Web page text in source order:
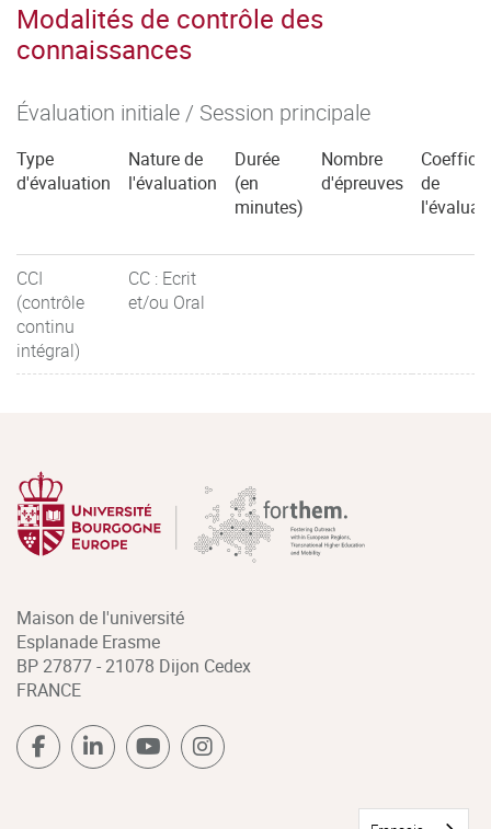
Modalités de contrôle des
connaissances
Évaluation initiale / Session principale
Type
d'évaluation
Nature de
l'évaluation
Durée
(en
minutes)
Nombre
d'épreuves
de
CCI
(contrôle
continu
intégral)
CC : Ecrit
et/ou Oral
Maison de l'université
Esplanade Erasme
BP 27877 - 21078 Dijon Cedex
FRANCE